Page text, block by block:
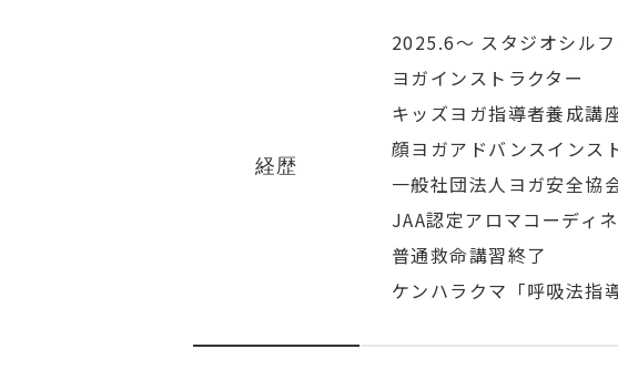
経歴
2025.6～ スタジオシル
ヨガインストラクター
キッズヨガ指導者養成講
顔ヨガアドバンスインス
一般社団法人ヨガ安全協
JAA認定アロマコーディ
普通救命講習終了
ケンハラクマ「呼吸法指